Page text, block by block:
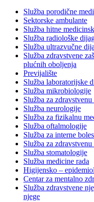
Služba porodične
Sektorske ambulante
Služba hitne
Služba radiološke
Služba ultrazvučne
Služba zdravstvene
plućnih oboljenja
Previjalište
Služba laboratorijske
Služba mikrobiologije
Služba za
Služba neurologije
Služba za fizikalnu
Služba oftalmologije
Služba za interne
Služba za zdravstvenu
Služba stomatologije
Služba medicine rada
Higijensko –
Centar za mentalno
Služba zdravstvene
njege